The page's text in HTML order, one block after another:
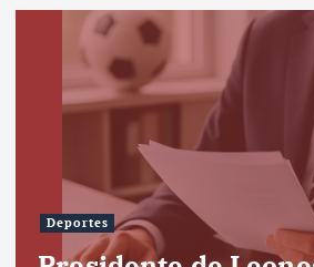
Deportes